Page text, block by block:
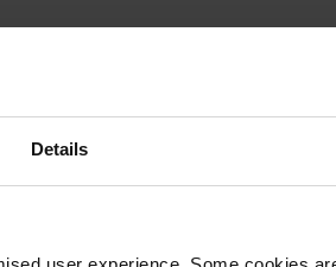
Details
For